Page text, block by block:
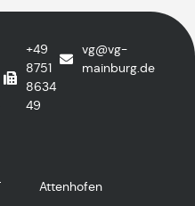
+49
8751
8634
49
vg@vg-
mainburg.de
Attenhofen